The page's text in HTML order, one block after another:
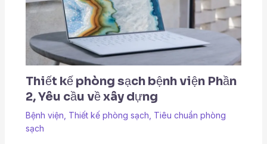
Thiết kế phòng sạch bệnh viện Phần
2, Yêu cầu về xây dựng
Bệnh viện, Thiết kế phòng sạch, Tiêu chuẩn phòng
sạch